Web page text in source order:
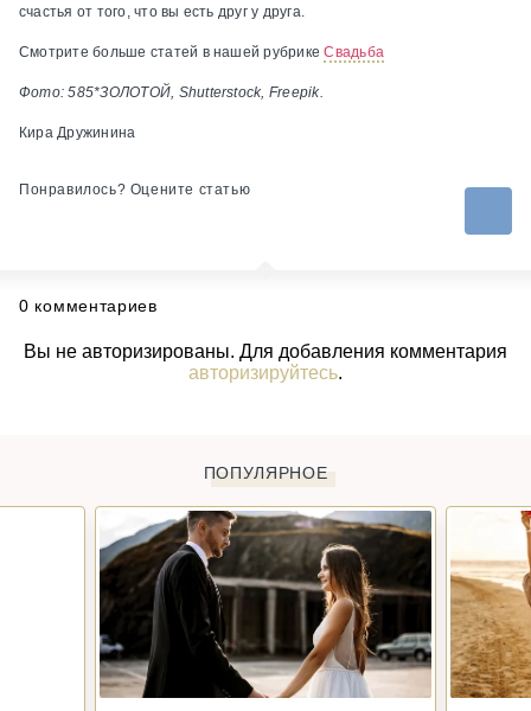
счастья от того, что вы есть друг у друга.
Смотрите больше статей в нашей рубрикеСвадьба
Фото: 585*ЗОЛОТОЙ, Shutterstock, Freepik.
Кира Дружинина
Понравилось? Оцените статью
0 комментариев
Вы не авторизированы. Для добавления комментария
авторизируйтесь.
ПОПУЛЯРНОЕ